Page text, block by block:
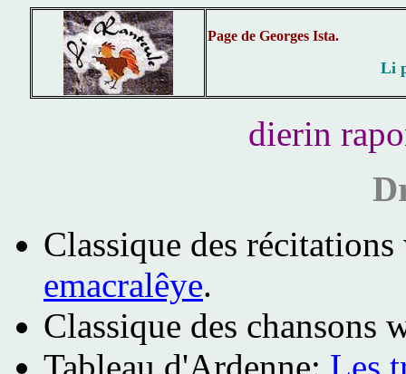
Page de Georges Ista.
Li
dierin
Classique des
emacralêye.
Classique des chansons